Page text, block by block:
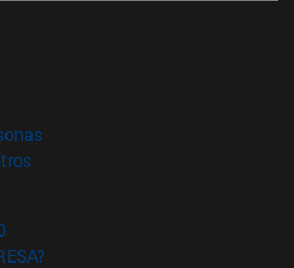
ventana)
(abre en nueva ventana)
(abre en nueva ventana)